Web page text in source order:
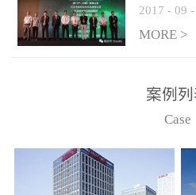
两者之间通过以太网相
联，一台监控主机最多可
从监控主机上获取，最多
只能接6台，超过的需从现
联合采
2017 - 09 -
MORE >
案例
Case